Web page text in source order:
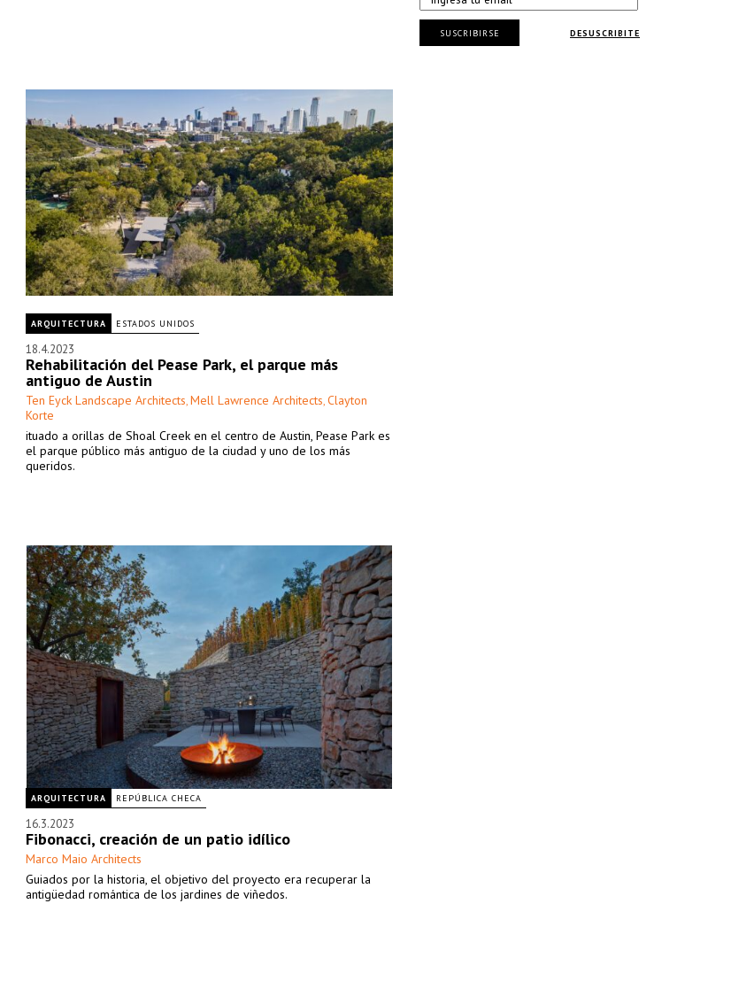
ARQUITECTURA ESTADOS UNIDOS
18.4.2023
Rehabilitación del Pease Park, el parque más
antiguo de Austin
Ten Eyck Landscape Architects, Mell Lawrence Architects, Clayton
Korte
ituado a orillas de Shoal Creek en el centro de Austin, Pease Park es
el parque público más antiguo de la ciudad y uno de los más
queridos.
ARQUITECTURA REPÚBLICA CHECA
16.3.2023
Fibonacci, creación de un patio idílico
Marco Maio Architects
Guiados por la historia, el objetivo del proyecto era recuperar la
antigüedad romántica de los jardines de viñedos.
DESUSCRIBITE
SUSCRIBIRSE